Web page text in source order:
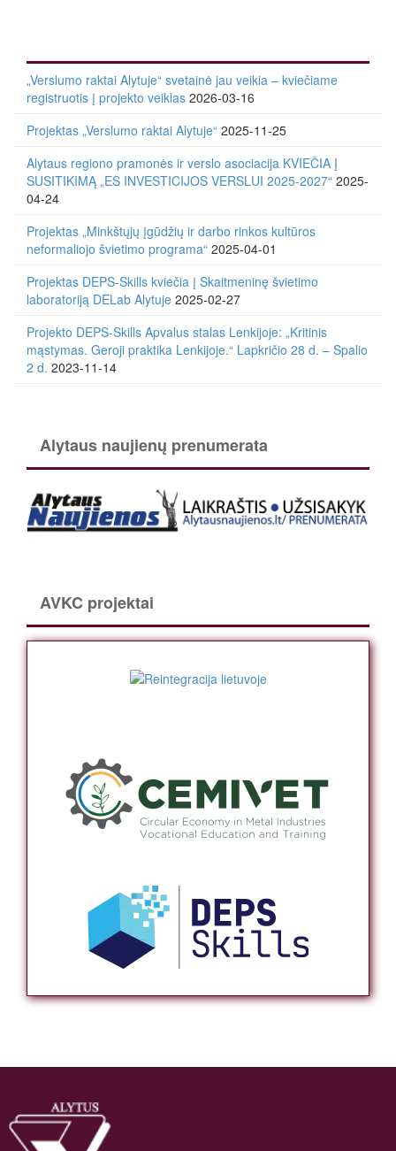
„Verslumo raktai Alytuje“ svetainė jau veikia – kviečiame
registruotis į projekto veiklas 2026-03-16
Projektas „Verslumo raktai Alytuje“ 2025-11-25
Alytaus regiono pramonės ir verslo asociacija KVIEČIA Į
SUSITIKIMĄ „ES INVESTICIJOS VERSLUI 2025-2027“ 2025-
04-24
Projektas „Minkštųjų įgūdžių ir darbo rinkos kultūros
neformaliojo švietimo programa“ 2025-04-01
Projektas DEPS-Skills kviečia į Skaitmeninę švietimo
laboratoriją DELab Alytuje 2025-02-27
Projekto DEPS-Skills Apvalus stalas Lenkijoje: „Kritinis
mąstymas. Geroji praktika Lenkijoje.“ Lapkričio 28 d. – Spalio
2 d. 2023-11-14
Alytaus naujienų prenumerata
AVKC projektai